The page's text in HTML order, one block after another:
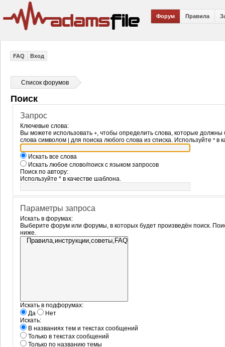
Форум Правила
FAQ Вход
Список форумов
Поиск
Запрос
Ключевые слова:
Вы можете использовать +, чтобы определить слова, которые должны
слова символом | для поиска любого слова из списка. Используйте * в
Искать все слова
Искать любое слово/поиск с языком запросов
Поиск по автору:
Используйте * в качестве шаблона.
Параметры запроса
Искать в форумах:
Выберите форум или форумы, в которых будет произведён поиск.
ниже.
Искать в подфорумах:
Да
Нет
Искать:
В названиях тем и текстах сообщений
Только в текстах сообщений
Только по названию темы